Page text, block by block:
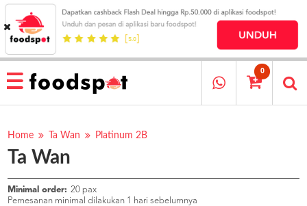
HOME
MENU
RESTAURANT
PESAN
OUR
COMPANY
KATA
MEREKA
0
Home Ta Wan Platinum 2B
Ta Wan
Minimal order: 20 pax
Pemesanan minimal dilakukan 1 hari sebelumnya